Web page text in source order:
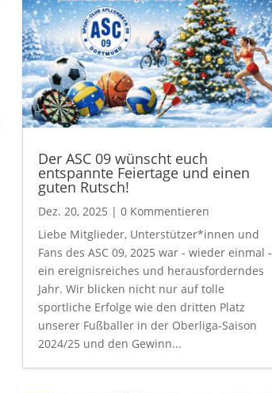
Der ASC 09 wünscht euch
entspannte Feiertage und einen
guten Rutsch!
Dez. 20, 2025 | 0 Kommentieren
Liebe Mitglieder, Unterstützer*innen und
Fans des ASC 09, 2025 war - wieder einmal -
ein ereignisreiches und herausforderndes
Jahr. Wir blicken nicht nur auf tolle
sportliche Erfolge wie den dritten Platz
unserer Fußballer in der Oberliga-Saison
2024/25 und den Gewinn...